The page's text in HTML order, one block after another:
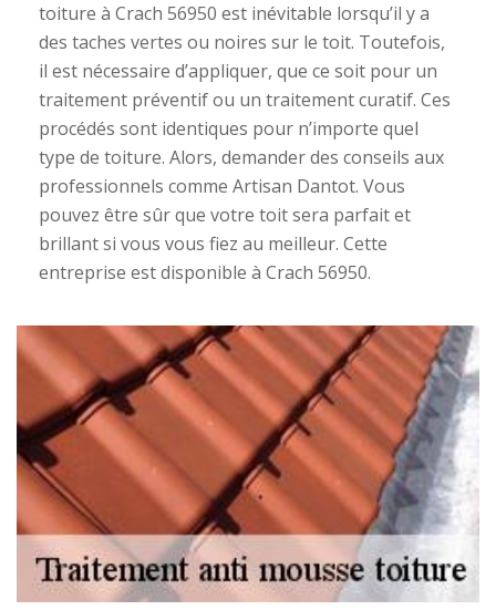
toiture à Crach 56950 est inévitable lorsqu’il y a
des taches vertes ou noires sur le toit. Toutefois,
il est nécessaire d’appliquer, que ce soit pour un
traitement préventif ou un traitement curatif. Ces
procédés sont identiques pour n’importe quel
type de toiture. Alors, demander des conseils aux
professionnels comme Artisan Dantot. Vous
pouvez être sûr que votre toit sera parfait et
brillant si vous vous fiez au meilleur. Cette
entreprise est disponible à Crach 56950.